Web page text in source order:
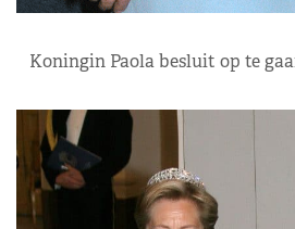
Koningin Paola besluit op te